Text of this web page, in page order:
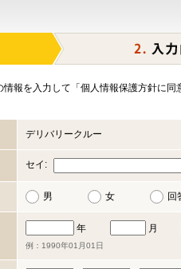
情報を入力して「個人情報保護方針に同
デリバリークルー
セイ:
男 女 回
年 月
例：1990年01月01日